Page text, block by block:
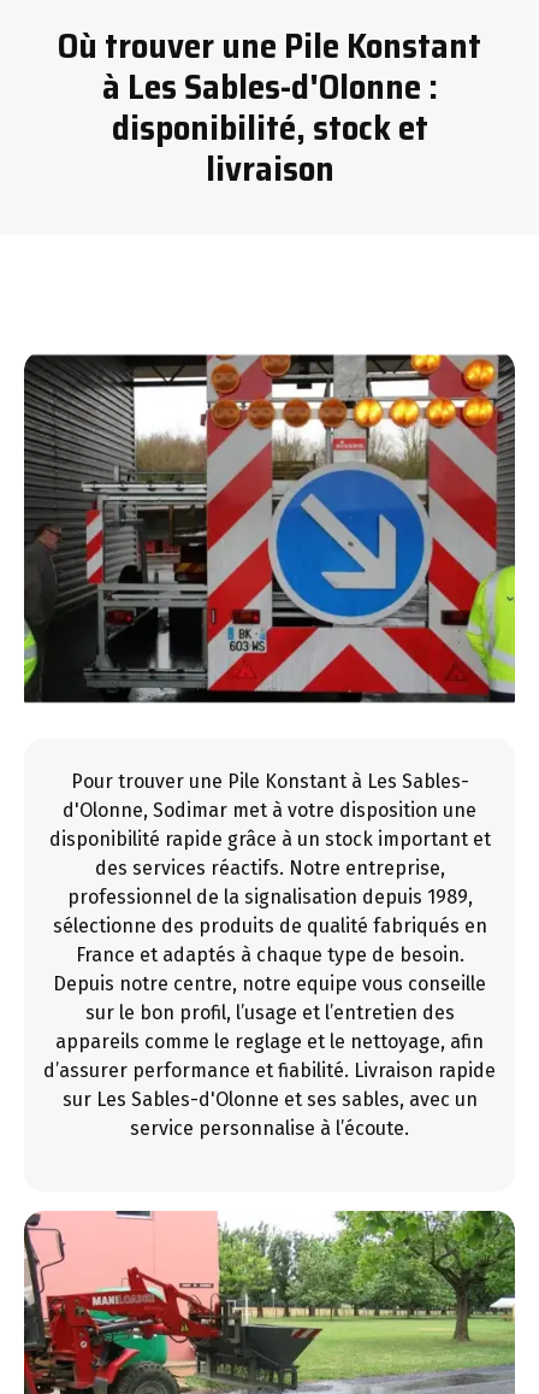
Où trouver une Pile Konstant
à Les Sables-d'Olonne :
disponibilité, stock et
livraison
Pour trouver une Pile Konstant à Les Sables-
d'Olonne, Sodimar met à votre disposition une
disponibilité rapide grâce à un stock important et
des services réactifs. Notre entreprise,
professionnel de la signalisation depuis 1989,
sélectionne des produits de qualité fabriqués en
France et adaptés à chaque type de besoin.
Depuis notre centre, notre equipe vous conseille
sur le bon profil, l’usage et l’entretien des
appareils comme le reglage et le nettoyage, afin
d’assurer performance et fiabilité. Livraison rapide
sur Les Sables-d'Olonne et ses sables, avec un
service personnalise à l’écoute.